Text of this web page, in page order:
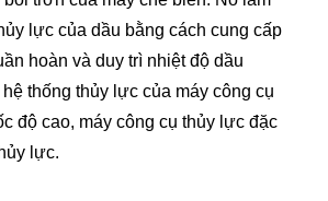
lực của dầu bằng cách cung cấp
hoàn và duy trì nhiệt độ dầu
thống thủy lực của máy công cụ
độ cao, máy công cụ thủy lực đặc
lực.